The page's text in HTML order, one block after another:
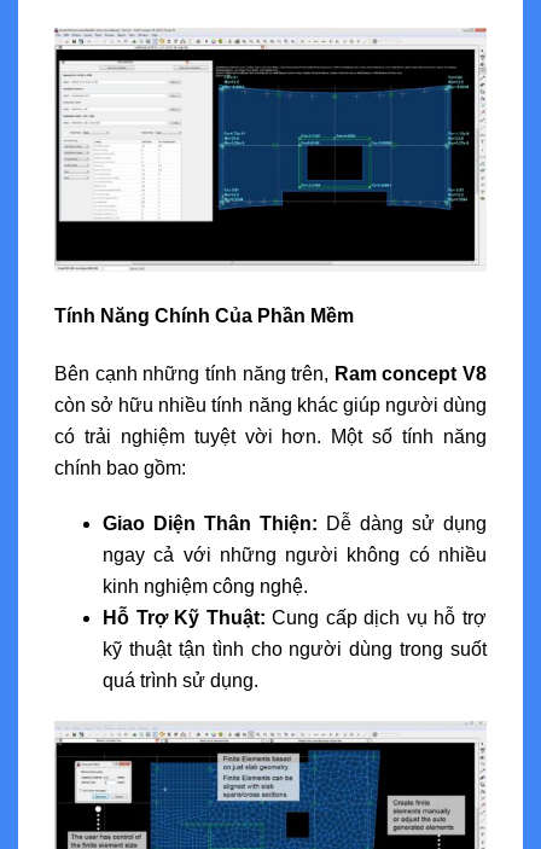
Tính Năng Chính Của Phần Mềm
Bên cạnh những tính năng trên, Ram concept V8
còn sở hữu nhiều tính năng khác giúp người dùng
có trải nghiệm tuyệt vời hơn. Một số tính năng
chính bao gồm:
Giao Diện Thân Thiện: Dễ dàng sử dụng
ngay cả với những người không có nhiều
kinh nghiệm công nghệ.
Hỗ Trợ Kỹ Thuật: Cung cấp dịch vụ hỗ trợ
kỹ thuật tận tình cho người dùng trong suốt
quá trình sử dụng.